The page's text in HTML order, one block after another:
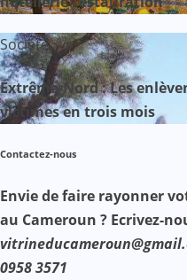
Société
Extrême-Nord : Les
victimes en trois mois
Contactez-nous
Envie de faire rayonner
au Cameroun ? Ecrivez-
0958 3571